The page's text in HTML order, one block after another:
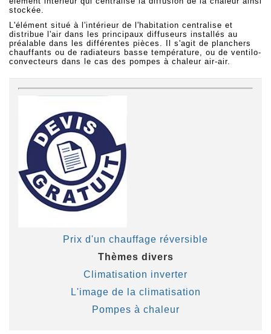
stockée.
L'élément situé à l'intérieur de l'habitation centralise et
distribue l'air dans les principaux diffuseurs installés au
préalable dans les différentes pièces. Il s'agit de planchers
chauffants ou de radiateurs basse température, ou de ventilo-
convecteurs dans le cas des pompes à chaleur air-air.
Prix d'un chauffage réversible
Thèmes divers
Climatisation inverter
L'image de la climatisation
Pompes à chaleur